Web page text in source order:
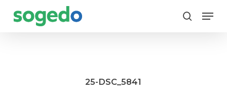
search
Menu
25-DSC_5841